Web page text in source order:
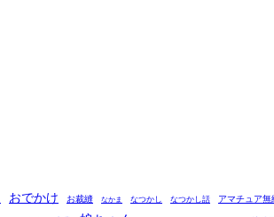
おでかけ お裁縫 なかま なつかし なつかし話 アマチュア無